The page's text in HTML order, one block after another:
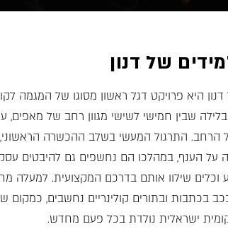
של דנון
היא פרויקט דגל ראשון מסוגו של המגמה
שבין חמישי לשישי מגוון רחב של מאפים,
הרחב. התרגול המעשי בשלב ההכשרה
על הענף, במהלכו הם נחשפים גם להיבטים
וכלים שילוו אותם בדרכם המקצועית. למעלה
בכתבות ובתורים קולינריים נחשבים, כמקום
ישראלית נולדת בכל פעם מחדש.